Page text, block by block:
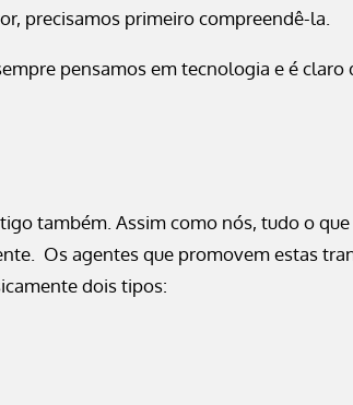
precisamos primeiro compreendê-la.
pensamos em tecnologia e é claro
também. Assim como nós, tudo o
Os agentes que promovem estas
dois tipos: